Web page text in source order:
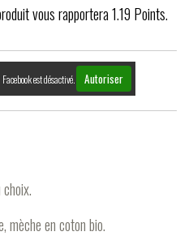
vous rapportera1.19 Points.
Facebook est désactivé. Autoriser
mèche en coton bio.